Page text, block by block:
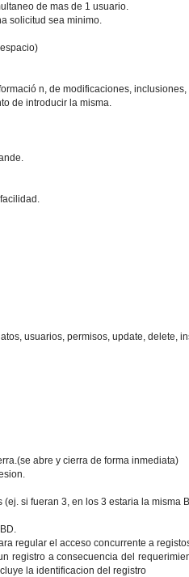
de mas de 1 usuario.
solicitud sea minimo.
n, de modificaciones, inclusiones,
de introducir la misma.
usuarios, permisos, update, delete,
abre y cierra de forma inmediata)
si fueran 3, en los 3 estaria la misma
regular el acceso concurrente a
registro a consecuencia del
la identificacion del registro